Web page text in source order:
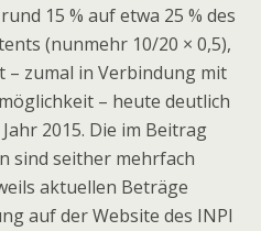
15 % auf etwa 25 % des
(nunmehr 10/20 × 0,5),
– zumal in Verbindung mit
– heute deutlich
2015. Die im Beitrag
sind seither mehrfach
aktuellen Beträge
auf der Website des INPI